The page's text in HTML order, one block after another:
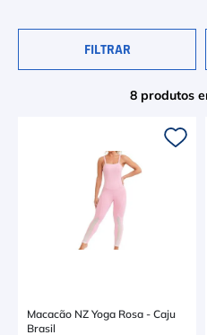
FILTRAR
8 produtos
Macacão NZ Yoga Rosa - Caju
Brasil
Head Extreme
Asics Gel Resolution 9
Le Coq
Raquete